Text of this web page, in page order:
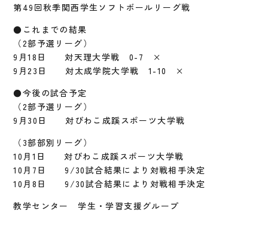
第49回秋季関西学生ソフトボールリーグ戦
●これまでの結果
（2部予選リーグ）
9月18日 対天理大学戦 0-7 ×
9月23日 対太成学院大学戦 1-10 ×
●今後の試合予定
（2部予選リーグ）
9月30日 対びわこ成蹊スポーツ大学戦
（3部部別リーグ）
10月1日 対びわこ成蹊スポーツ大学戦
10月7日 9/30試合結果により対戦相手決定
10月8日 9/30試合結果により対戦相手決定
教学センター 学生・学習支援グループ